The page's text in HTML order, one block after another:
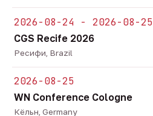
2026-08-24 - 2026-08-25
CGS Recife 2026
Ресифи, Brazil
2026-08-25
WN Conference Cologne
Кёльн, Germany